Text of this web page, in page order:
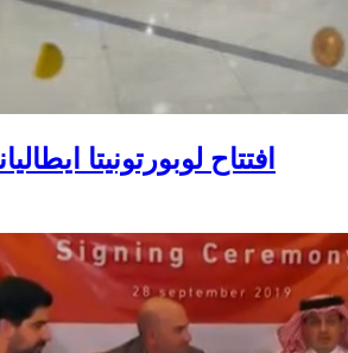
افتتاح لوبورتونيتا